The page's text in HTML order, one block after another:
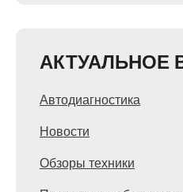
АКТУАЛЬНОЕ
Автодиагностика
Новости
Обзоры техники